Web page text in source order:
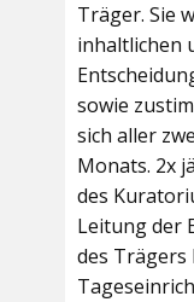
Träger. Sie
inhaltlichen
sowie
sich aller
Monats. 2x
des
Leitung der
des Trägers